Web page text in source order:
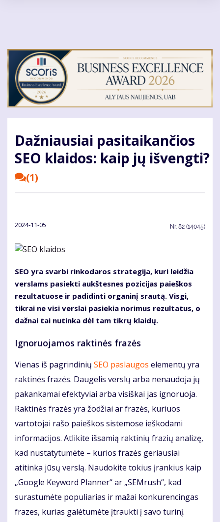
Dažniausiai pasitaikančios
SEO klaidos: kaip jų išvengti?
(1)
2024-11-05 Nr. 82 (14045)
SEO yra svarbi rinkodaros strategija, kuri leidžia
verslams pasiekti aukštesnes pozicijas paieškos
rezultatuose ir padidinti organinį srautą. Visgi,
tikrai ne visi verslai pasiekia norimus rezultatus, o
dažnai tai nutinka dėl tam tikrų klaidų.
Ignoruojamos raktinės frazės
Vienas iš pagrindinių SEO paslaugos elementų yra
raktinės frazės. Daugelis verslų arba nenaudoja jų
pakankamai efektyviai arba visiškai jas ignoruoja.
Raktinės frazės yra žodžiai ar frazės, kuriuos
vartotojai rašo paieškos sistemose ieškodami
informacijos. Atlikite išsamią raktinių frazių analizę,
kad nustatytumėte – kurios frazės geriausiai
atitinka jūsų verslą. Naudokite tokius įrankius kaip
„Google Keyword Planner“ ar „SEMrush“, kad
surastumėte populiarias ir mažai konkurencingas
frazes, kurias galėtumėte įtraukti į savo turinį.